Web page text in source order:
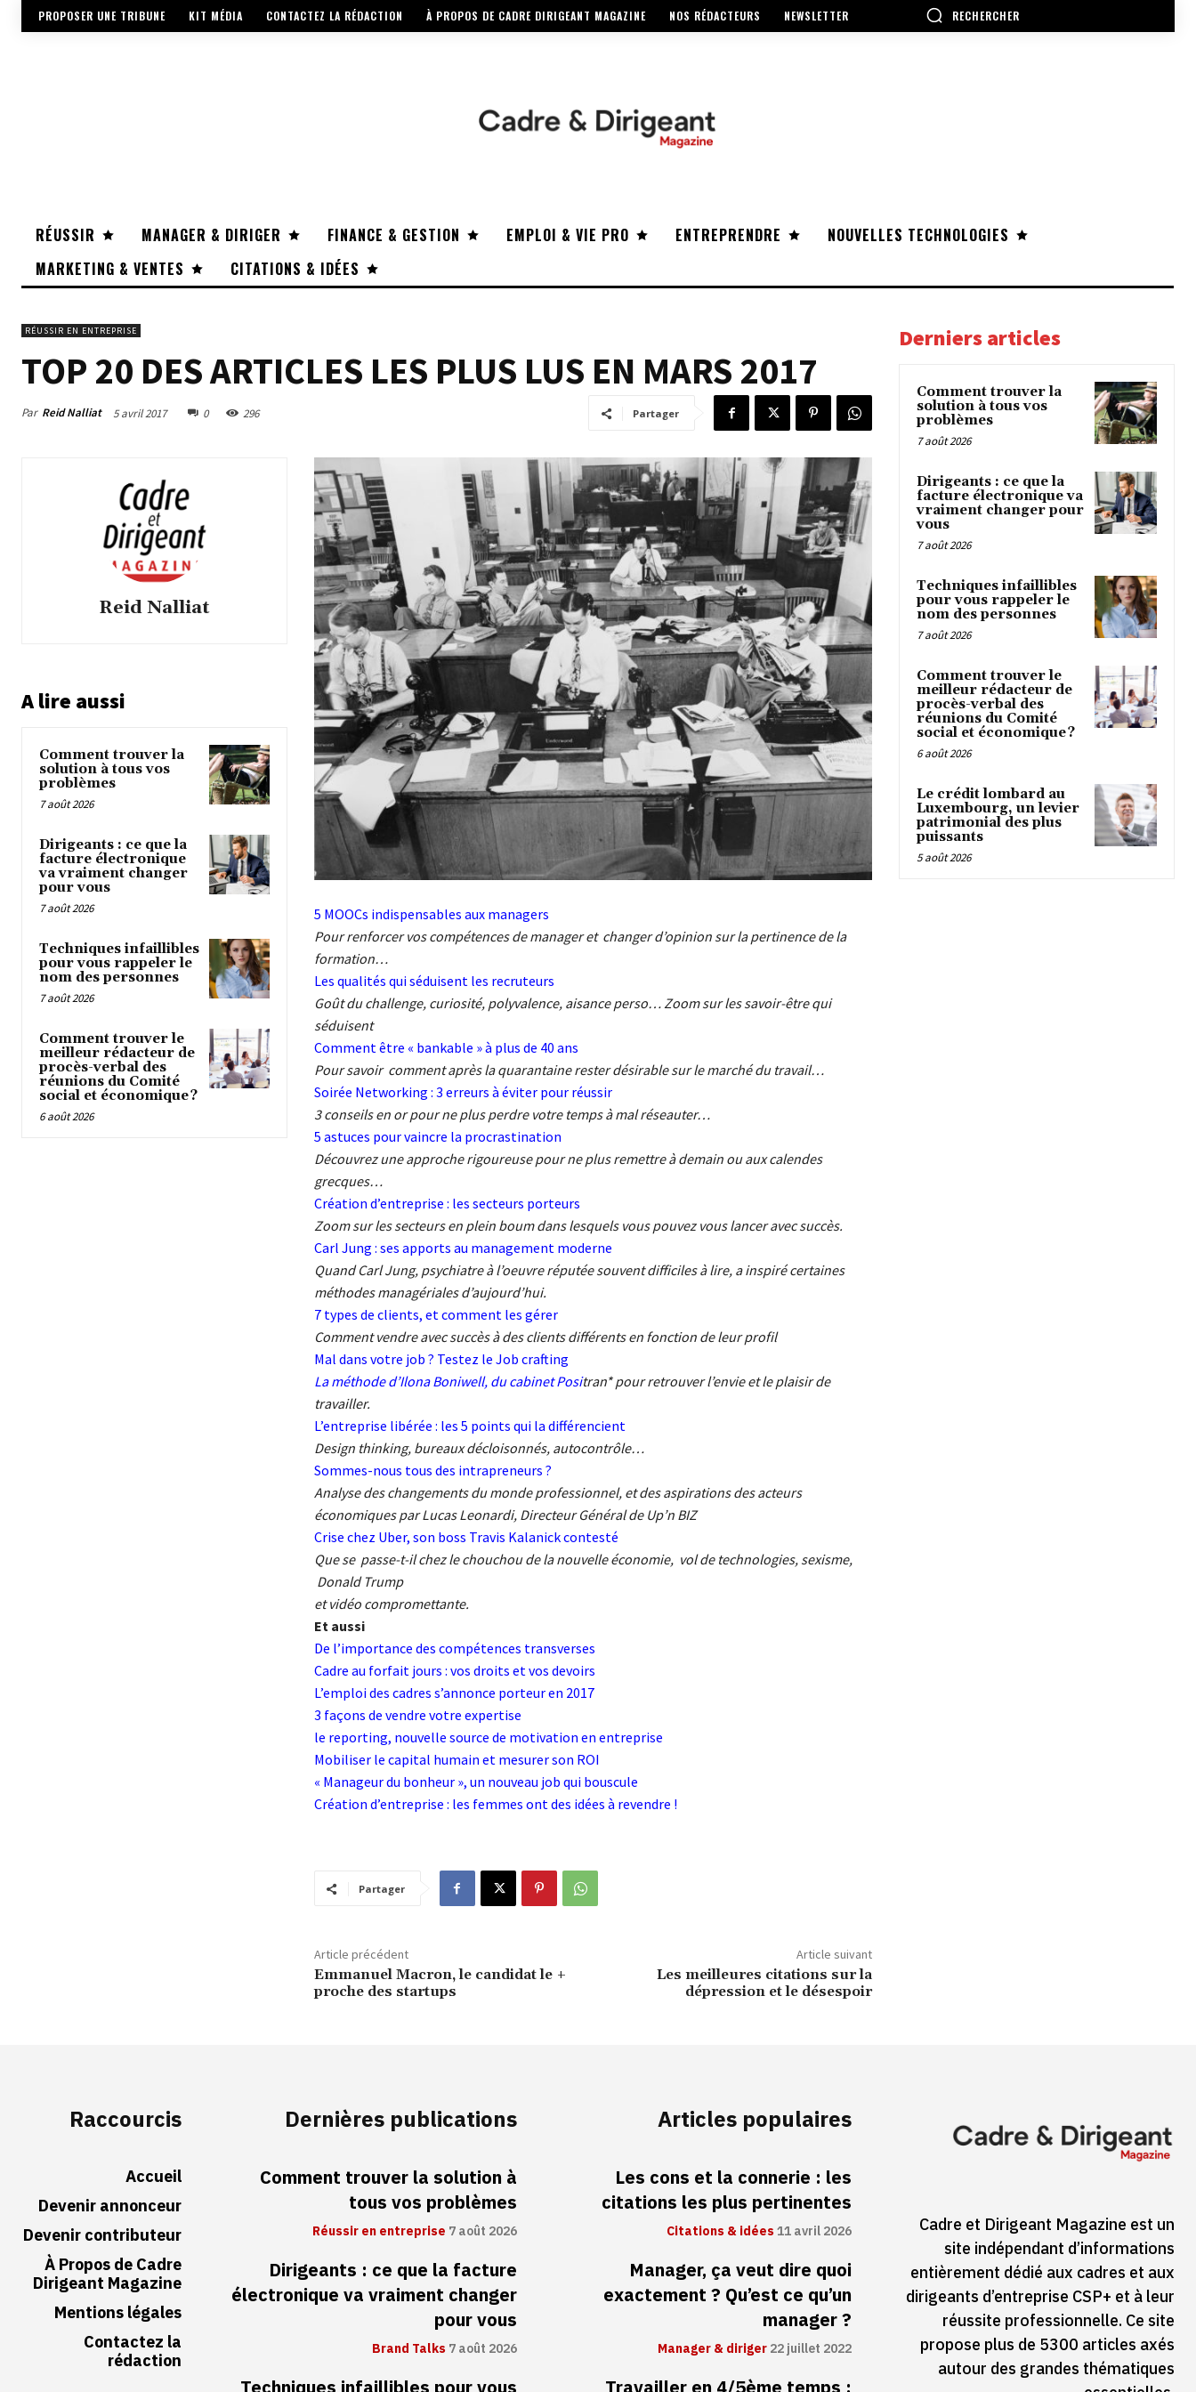
PROPOSER UNE TRIBUNE KIT MÉDIA CONTACTEZ LA RÉDACTION À PROPOS DE CADRE DIRIGEANT MAGAZINE NOS RÉDACTEURS NEWSLETTER RECHERCHER
RÉUSSIR MANAGER & DIRIGER FINANCE & GESTION EMPLOI & VIE PRO ENTREPRENDRE
NOUVELLES TECHNOLOGIES
MARKETING & VENTES
CITATIONS & IDÉES
RÉUSSIR EN ENTREPRISE
TOP 20 DES ARTICLES LES PLUS LUS EN MARS 2017
Par Reid Nalliat 5 avril 2017 0 296 Partager
Reid Nalliat
A lire aussi
Comment trouver la
solution à tous vos
problèmes
7 août 2026
Dirigeants : ce que la
facture électronique
va vraiment changer
pour vous
7 août 2026
Techniques infaillibles
pour vous rappeler le
nom des personnes
7 août 2026
Comment trouver le
meilleur rédacteur de
procès-verbal des
réunions du Comité
social et économique ?
6 août 2026
5 MOOCs indispensables aux managers
Pour renforcer vos compétences de manager et changer d’opinion sur la pertinence de la
formation…
Les qualités qui séduisent les recruteurs
Goût du challenge, curiosité, polyvalence, aisance perso… Zoom sur les savoir-être qui
séduisent
Comment être « bankable » à plus de 40 ans
Pour savoir comment après la quarantaine rester désirable sur le marché du travail…
Soirée Networking : 3 erreurs à éviter pour réussir
3 conseils en or pour ne plus perdre votre temps à mal réseauter…
5 astuces pour vaincre la procrastination
Découvrez une approche rigoureuse pour ne plus remettre à demain ou aux calendes
grecques…
Création d’entreprise : les secteurs porteurs
Zoom sur les secteurs en plein boum dans lesquels vous pouvez vous lancer avec succès.
Carl Jung : ses apports au management moderne
Quand Carl Jung, psychiatre à l’oeuvre réputée souvent difficiles à lire, a inspiré certaines
méthodes managériales d’aujourd’hui.
7 types de clients, et comment les gérer
Comment vendre avec succès à des clients différents en fonction de leur profil
Mal dans votre job ? Testez le Job crafting
La méthode d’Ilona Boniwell, du cabinet Positran* pour retrouver l’envie et le plaisir de
travailler.
L’entreprise libérée : les 5 points qui la différencient
Design thinking, bureaux décloisonnés, autocontrôle…
Sommes-nous tous des intrapreneurs ?
Analyse des changements du monde professionnel, et des aspirations des acteurs
économiques par Lucas Leonardi, Directeur Général de Up’n BIZ
Crise chez Uber, son boss Travis Kalanick contesté
Que se passe-t-il chez le chouchou de la nouvelle économie, vol de technologies, sexisme,
Donald Trump
et vidéo compromettante.
Et aussi
De l’importance des compétences transverses
Cadre au forfait jours : vos droits et vos devoirs
L’emploi des cadres s’annonce porteur en 2017
3 façons de vendre votre expertise
le reporting, nouvelle source de motivation en entreprise
Mobiliser le capital humain et mesurer son ROI
« Manageur du bonheur », un nouveau job qui bouscule
Création d’entreprise : les femmes ont des idées à revendre !
Partager
Article précédent
Emmanuel Macron, le candidat le +
proche des startups
Article suivant
Les meilleures citations sur la
dépression et le désespoir
Derniers articles
Comment trouver la
solution à tous vos
problèmes
7 août 2026
Dirigeants : ce que la
facture électronique va
vraiment changer pour
vous
7 août 2026
Techniques infaillibles
pour vous rappeler le
nom des personnes
7 août 2026
Comment trouver le
meilleur rédacteur de
procès-verbal des
réunions du Comité
social et économique ?
6 août 2026
Le crédit lombard au
Luxembourg, un levier
patrimonial des plus
puissants
5 août 2026
Raccourcis
Accueil
Devenir annonceur
Devenir contributeur
À Propos de Cadre
Dirigeant Magazine
Mentions légales
Contactez la
rédaction
Dernières publications
Comment trouver la solution à
tous vos problèmes
Réussir en entreprise 7 août 2026
Dirigeants : ce que la facture
électronique va vraiment changer
pour vous
Brand Talks 7 août 2026
Articles populaires
Les cons et la connerie : les
citations les plus pertinentes
Citations & idées11 avril 2026
Manager, ça veut dire quoi
exactement ? Qu’est ce qu’un
manager ?
Manager & diriger22 juillet 2022
Cadre et Dirigeant Magazine est un
site indépendant d’informations
entièrement dédié aux cadres et aux
dirigeants d’entreprise CSP+ et à leur
réussite professionnelle. Ce site
propose plus de 5300 articles axés
autour des grandes thématiques